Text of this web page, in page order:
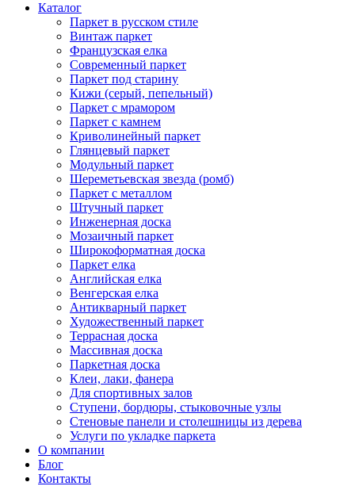
Каталог
Паркет в русском стиле
Винтаж паркет
Французская елка
Современный паркет
Паркет под старину
Кижи (серый, пепельный)
Паркет с мрамором
Паркет с камнем
Криволинейный паркет
Глянцевый паркет
Модульный паркет
Шереметьевская звезда (ромб)
Паркет с металлом
Штучный паркет
Инженерная доска
Мозаичный паркет
Широкоформатная доска
Паркет елка
Английская елка
Венгерская елка
Антикварный паркет
Художественный паркет
Террасная доска
Массивная доска
Паркетная доска
Клеи, лаки, фанера
Для спортивных залов
Ступени, бордюры, стыковочные узлы
Стеновые панели и столешницы из дерева
Услуги по укладке паркета
О компании
Блог
Контакты